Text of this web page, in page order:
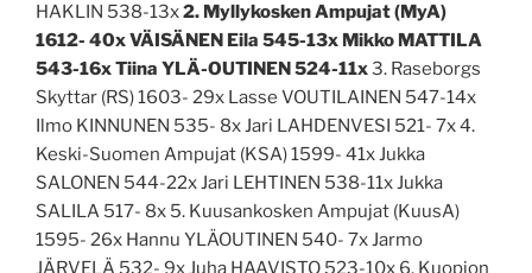
HAKLIN 538-13x2. Myllykosken Ampujat (MyA)
1612- 40x VÄISÄNEN Eila 545-13x Mikko MATTILA
543-16x Tiina YLÄ-OUTINEN 524-11x3. Raseborgs
Skyttar (RS) 1603- 29x Lasse VOUTILAINEN 547-14x
Ilmo KINNUNEN 535- 8x Jari LAHDENVESI 521- 7x 4.
Keski-Suomen Ampujat (KSA) 1599- 41x Jukka
SALONEN 544-22x Jari LEHTINEN 538-11x Jukka
SALILA 517- 8x 5. Kuusankosken Ampujat (KuusA)
1595- 26x Hannu YLÄOUTINEN 540- 7x Jarmo
JÄRVELÄ 532- 9x Juha HAAVISTO 523-10x 6. Kuopion